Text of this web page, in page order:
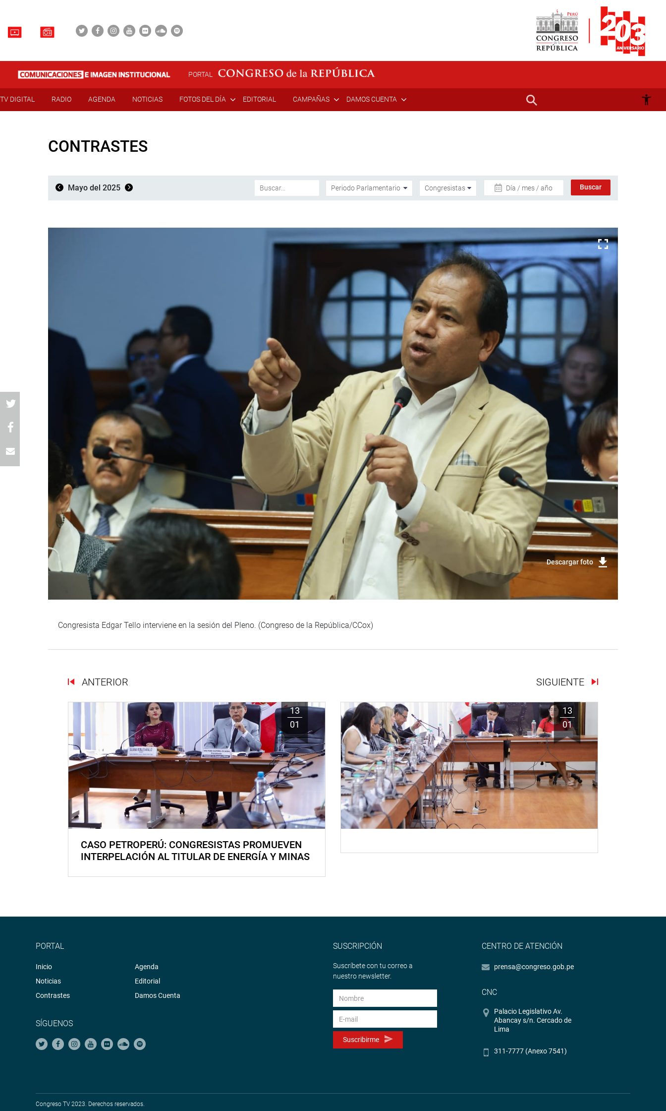
PORTAL
TV DIGITAL RADIO AGENDA NOTICIAS FOTOS DEL DÍA EDITORIAL CAMPAÑAS DAMOS CUENTA
CONTRASTES
Mayo del 2025 Día / mes / año
Descargar foto
Congresista Edgar Tello interviene en la sesión del Pleno. (Congreso de la República/CCox)
ANTERIOR SIGUIENTE
13
01
CASO PETROPERÚ: CONGRESISTAS PROMUEVEN
INTERPELACIÓN AL TITULAR DE ENERGÍA Y MINAS
13
01
PORTAL
Inicio
Noticias
Contrastes
Agenda
Editorial
Damos Cuenta
SÍGUENOS
SUSCRIPCIÓN
Suscríbete con tu correo a
nuestro newsletter.
Suscribirme
CENTRO DE ATENCIÓN
prensa@congreso.gob.pe
CNC
Palacio Legislativo Av.
Abancay s/n. Cercado de
Lima
311-7777 (Anexo 7541)
Congreso TV 2023. Derechos reservados.